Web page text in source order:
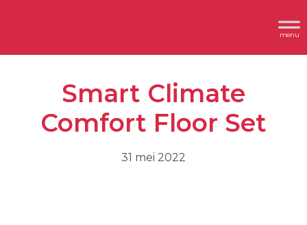
inhoud
Header
Rechts
Smart Climate
Comfort Floor Set
31 mei 2022